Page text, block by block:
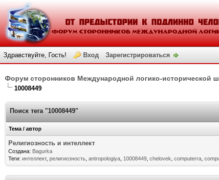
Здравствуйте, Гость! Вход Зарегистрироваться
Форум сторонников Международной логико-исторической
10008449
Поиск тега "10008449"
Тема / автор
Религиозность и интеллект
Создана: Bagurka
Теги: интеллект, религиозность antropologiya 10008449 chelovek computerra